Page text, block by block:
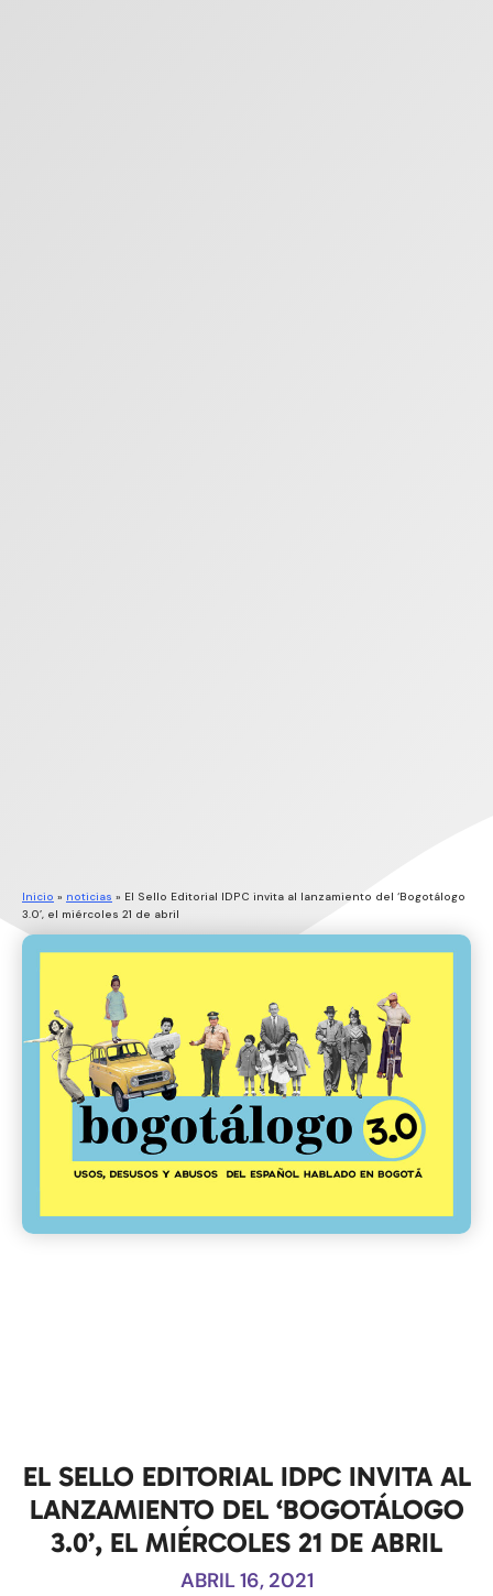
Inicio » noticias » El Sello Editorial IDPC invita al lanzamiento del ‘Bogotálogo
3.0’, el miércoles 21 de abril
EL SELLO EDITORIAL IDPC INVITA AL
LANZAMIENTO DEL ‘BOGOTÁLOGO
3.0’, EL MIÉRCOLES 21 DE ABRIL
ABRIL 16, 2021